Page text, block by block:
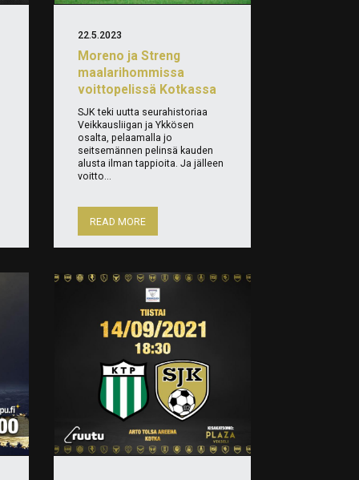
Moreno ja Streng
maalarihommissa
voittopelissä Kotkassa
22.5.2023
SJK teki uutta seurahistoriaa
Veikkausliigan ja Ykkösen
osalta, pelaamalla jo
seitsemännen pelinsä kauden
alusta ilman tappioita. Ja jälleen
voitto...
READ MORE